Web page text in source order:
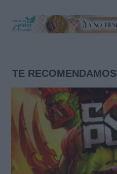
TE RECOMENDAMOS